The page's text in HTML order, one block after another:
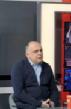
10:58 / 06-08-
"დადგება
საკუთარ
შეცდომა
ტოლფასი" -
ჟორჟოლიანს
09:33 / 05-08-